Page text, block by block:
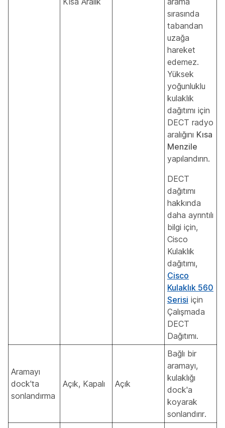
sırasında
tabandan
uzağa
hareket
edemez.
Yüksek
yoğunluklu
kulaklık
dağıtımı için
DECT radyo
aralığını Kısa
Menzile
yapılandırın.
DECT
dağıtımı
hakkında
daha ayrıntılı
bilgi için,
Cisco
Kulaklık
dağıtımı,
Cisco
Kulaklık 560
Serisi için
Çalışmada
DECT
Dağıtımı.
Aramayı
dock'ta
sonlandırma
Açık, Kapalı Açık
Bağlı bir
aramayı,
kulaklığı
dock'a
koyarak
sonlandırır.